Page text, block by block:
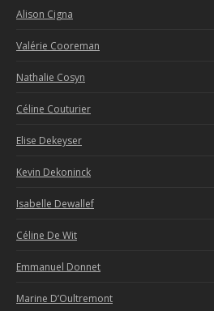
Alison Cigna
Valérie Cooreman
Nathalie Cosyn
Céline Couturier
Elise Dekeyser
Kevin Dekoninck
Isabelle Dewallef
Céline De Wit
Emmanuel Donnet
Marine D’Oultremont